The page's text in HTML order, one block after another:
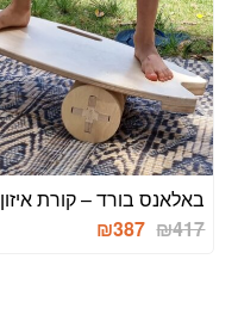
באלאנס בורד – קורת איזון
₪417
המחיר
₪387 המחיר